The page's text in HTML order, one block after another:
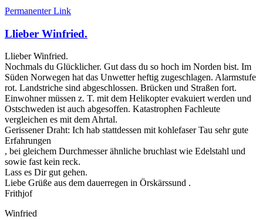
Permanenter Link
Llieber Winfried.
Llieber Winfried.
Nochmals du Glücklicher. Gut dass du so hoch im Norden bist. Im
Süden Norwegen hat das Unwetter heftig zugeschlagen. Alarmstufe
rot. Landstriche sind abgeschlossen. Brücken und Straßen fort.
Einwohner müssen z. T. mit dem Helikopter evakuiert werden und
Ostschweden ist auch abgesoffen. Katastrophen Fachleute
vergleichen es mit dem Ahrtal.
Gerissener Draht: Ich hab stattdessen mit kohlefaser Tau sehr gute
Erfahrungen
, bei gleichem Durchmesser ähnliche bruchlast wie Edelstahl und
sowie fast kein reck.
Lass es Dir gut gehen.
Liebe Grüße aus dem dauerregen in Örskärssund .
Frithjof
Winfried